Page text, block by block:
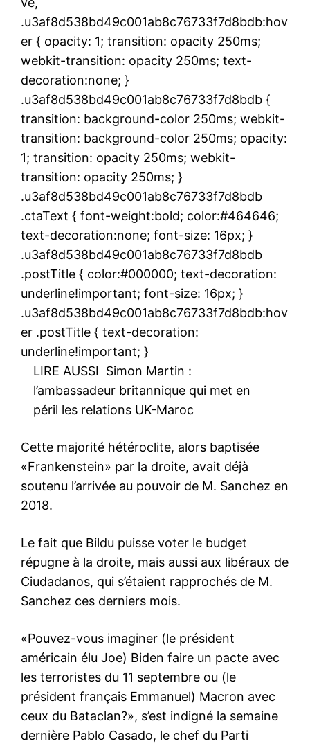
.u3af8d538bd49c001ab8c76733f7d8bdb:hov
er { opacity: 1; transition: opacity 250ms;
webkit-transition: opacity 250ms; text-
decoration:none; }
.u3af8d538bd49c001ab8c76733f7d8bdb {
transition: background-color 250ms; webkit-
transition: background-color 250ms; opacity:
1; transition: opacity 250ms; webkit-
transition: opacity 250ms; }
.u3af8d538bd49c001ab8c76733f7d8bdb
.ctaText { font-weight:bold; color:#464646;
text-decoration:none; font-size: 16px; }
.u3af8d538bd49c001ab8c76733f7d8bdb
.postTitle { color:#000000; text-decoration:
underline!important; font-size: 16px; }
.u3af8d538bd49c001ab8c76733f7d8bdb:hov
er .postTitle { text-decoration:
underline!important; }
LIRE AUSSI Simon Martin :
l’ambassadeur britannique qui met en
péril les relations UK-Maroc
Cette majorité hétéroclite, alors baptisée
«Frankenstein» par la droite, avait déjà
soutenu l’arrivée au pouvoir de M. Sanchez en
2018.
Le fait que Bildu puisse voter le budget
répugne à la droite, mais aussi aux libéraux de
Ciudadanos, qui s’étaient rapprochés de M.
Sanchez ces derniers mois.
«Pouvez-vous imaginer (le président
américain élu Joe) Biden faire un pacte avec
les terroristes du 11 septembre ou (le
président français Emmanuel) Macron avec
ceux du Bataclan?», s’est indigné la semaine
dernière Pablo Casado, le chef du Parti